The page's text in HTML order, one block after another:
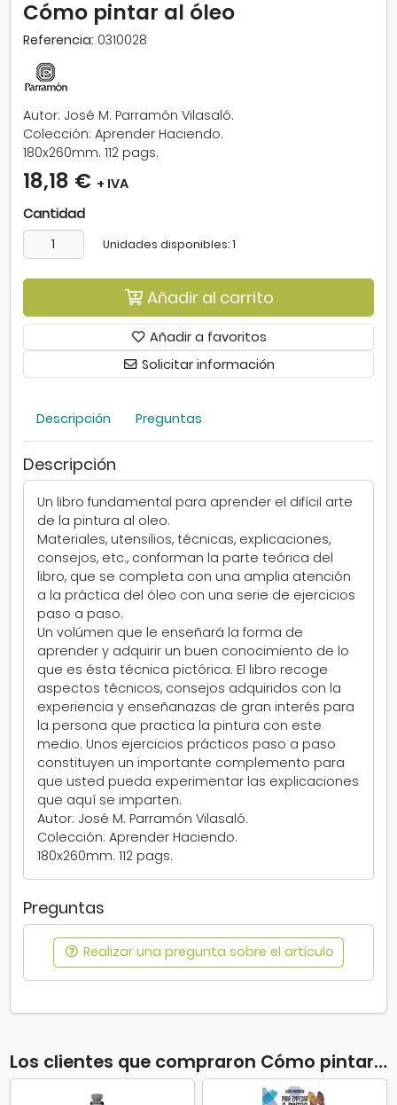
n
t
ó
e
Cómo pintar al óleo
Referencia: 0310028
Autor: José M. Parramón Vilasaló.
Colección: Aprender Haciendo.
180x260mm. 112 pags.
18,18 € + IVA
Cantidad
Unidades disponibles: 1
Añadir al carrito
Añadir a favoritos
Solicitar información
Descripción Preguntas
Descripción
Un libro fundamental para aprender el difícil arte
de la pintura al oleo.
Materiales, utensilios, técnicas, explicaciones,
consejos, etc., conforman la parte teórica del
libro, que se completa con una amplia atención
a la práctica del óleo con una serie de ejercicios
paso a paso.
Un volúmen que le enseñará la forma de
aprender y adquirir un buen conocimiento de lo
que es ésta técnica pictórica. El libro recoge
aspectos técnicos, consejos adquiridos con la
experiencia y enseñanazas de gran interés para
la persona que practica la pintura con este
medio. Unos ejercicios prácticos paso a paso
constituyen un importante complemento para
que usted pueda experimentar las explicaciones
que aquí se imparten.
Autor: José M. Parramón Vilasaló.
Colección: Aprender Haciendo.
180x260mm. 112 pags.
Preguntas
Realizar una pregunta sobre el artículo
Los clientes que compraron Cómo pintar al óleo también compraron